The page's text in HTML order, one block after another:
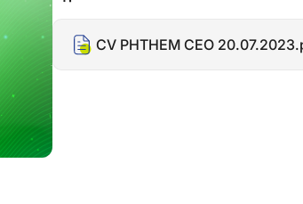
CV PHTHEM CEO